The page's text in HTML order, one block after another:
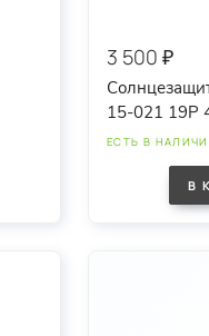
3 500 ₽
15-021 19P
ЕСТЬ В
В